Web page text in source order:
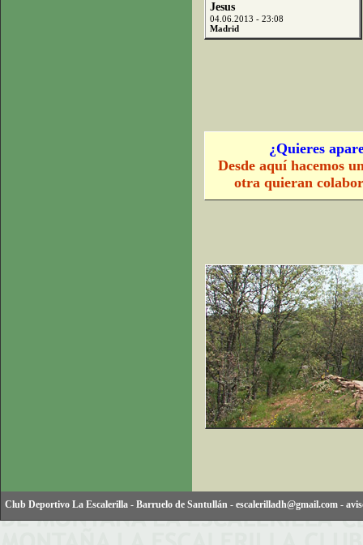
Jesus
04.06.2013 - 23:08
Madrid
¿Quieres
Desde aquí hacemos
otra quieran
Club Deportivo La Escalerilla - Barruelo de Santullán - escalerilladh@gmail.com -